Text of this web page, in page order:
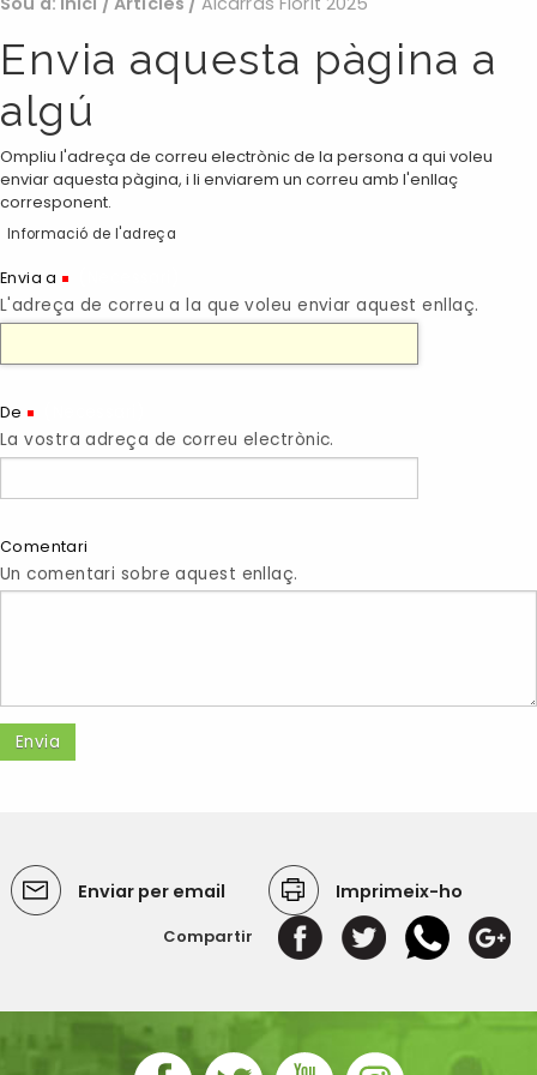
Envia aquesta pàgina a
algú
Ompliu l'adreça de correu electrònic de la persona a qui voleu
enviar aquesta pàgina, i li enviarem un correu amb l'enllaç
corresponent.
Informació de l'adreça
Envia a
L'adreça de correu a la que voleu enviar aquest enllaç.
De
La vostra adreça de correu electrònic.
Comentari
Un comentari sobre aquest enllaç.
Enviar per email Imprimeix-ho
Compartir